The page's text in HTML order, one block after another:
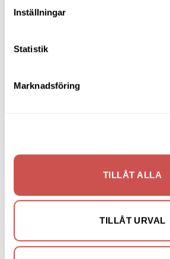
Inställningar
Statistik
Marknadsföring
TILLÅT ALLA
TILLÅT URVAL
Hallmöbler
Ljusbelysta Glastavlor
Prissänkta utställningsmöbler
Soffor